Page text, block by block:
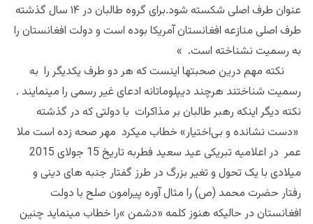
عنوان طرف اصلی شکسته شود.برای گروه طالبان در ۱۴ سال گذشته
طرف اصلی منازعه افغانستان آمریکا بوده است و دولت افغانستان را
به رسمیت نشناخته‌ است.
»
نکته مهم درین صحبتها اینست که هر دو طرف یکدیگر را به
رسمیت شناختند هرچند دیپلوماتانه ادعای غیر رسمی را مینمایند .
نکته دیگر اینکه رهبر طالبان بر مذاکرات با دولتی که در گذشته
«دست نشانده و بی‌اختیار» خطاب میکرد مهر صحه زده است ملا
عمر در اعلامیه تبریکی عید سعید فطر
به تاریخ 15 جولای 2015
میلادی با یک تحول و تغیر بزرگ در طرز گفتار جنبه های دینی و
رفتار حضرت محمد (ص) را مثال آوره پیرامون صلح با دولت
افغانستان در حالیکه هنوز کلمه «دشمن »را خطاب مینماید چنین